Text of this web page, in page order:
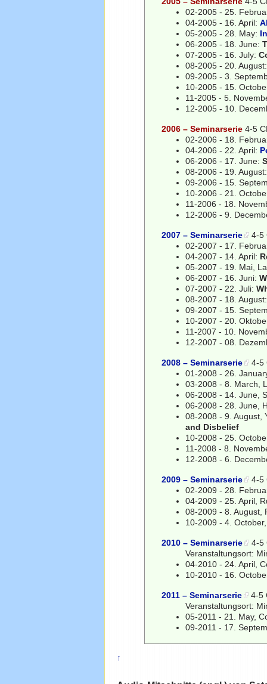
02-2005 - 25.
04-2005 - 16. April:
05-2005 - 28. May:
06-2005 - 18. June:
07-2005 - 16. July:
08-2005 - 20.
09-2005 - 3.
10-2005 - 15.
11-2005 - 5.
12-2005 - 10.
2006 – Seminarserie 4-5
02-2006 - 18.
04-2006 - 22. April:
06-2006 - 17. June:
08-2006 - 19.
09-2006 - 15.
10-2006 - 21.
11-2006 - 18.
12-2006 - 9.
2007 – Seminarserie
4-5
02-2007 - 17.
04-2007 - 14. April:
05-2007 - 19. Mai,
06-2007 - 16. Juni:
07-2007 - 22. Juli:
08-2007 - 18.
09-2007 - 15.
10-2007 - 20.
11-2007 - 10.
12-2007 - 08.
2008 – Seminarserie
4-5
01-2008 - 26.
03-2008 - 8. March,
06-2008 - 14. June,
06-2008 - 28. June,
08-2008 - 9. August,
and Disbelief
10-2008 - 25.
11-2008 - 8.
12-2008 - 6.
2009 – Seminarserie
4-5
02-2009 - 28.
04-2009 - 25. April,
08-2009 - 8. August,
10-2009 - 4.
2010 – Seminarserie
4-5
Veranstaltungsort:
04-2010 - 24. April,
10-2010 - 16.
2011 – Seminarserie
4-5
Veranstaltungsort:
05-2011 - 21. May,
09-2011 - 17.
↑